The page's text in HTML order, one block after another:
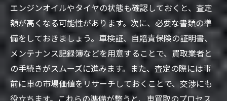
アクセスの良さが重要な理由
出張買取サービスを活用する利点
土浦市で人気の業者ランキング
業者選定時に注目すべきサービス内容
車買取時に知っておきたい査定の流れと注意点
査定の基本的なステップとは
エンジンオイルやタイヤの状態も確認しておくと、査定
額が高くなる可能性があります。次に、必要な書類の準
備をしておきましょう。車検証、自賠責保険の証明書、
メンテナンス記録簿などを用意することで、買取業者と
の手続きがスムーズに進みます。また、査定の際には事
前に車の市場価値をリサーチしておくことで、交渉にも
役立ちます。これらの準備が整うと、車買取のプロセス